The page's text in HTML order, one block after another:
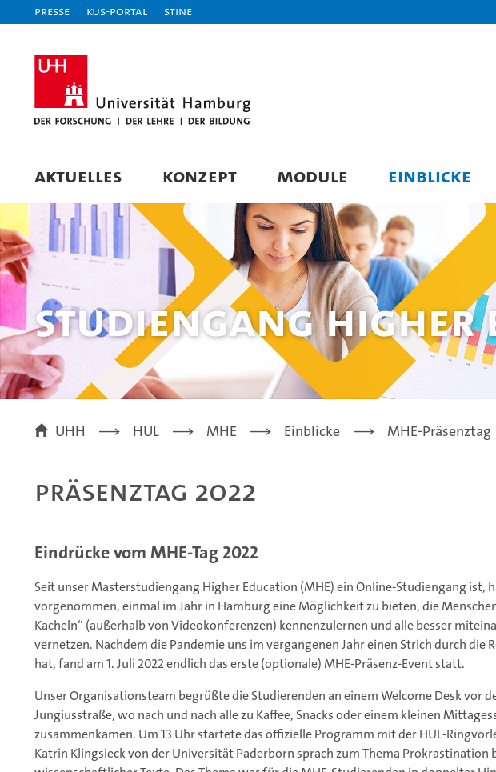
Presse KUS-Portal STiNE
AKTUELLES KONZEPT MODULE EINBLICKE
Studiengang HIGHER
UHH HUL MHE Einblicke MHE-Präsenztag
Präsenztag 2022
Eindrücke vom MHE-Tag 2022
Seit unser Masterstudiengang Higher Education (MHE) ein Online-Studiengang ist,
vorgenommen, einmal im Jahr in Hamburg eine Möglichkeit zu bieten, die
Kacheln“ (außerhalb von Videokonferenzen) kennenzulernen und alle besser
vernetzen. Nachdem die Pandemie uns im vergangenen Jahr einen Strich durch die
hat, fand am 1. Juli 2022 endlich das erste (optionale) MHE-Präsenz-Event statt.
Unser Organisationsteam begrüßte die Studierenden an einem Welcome Desk vor
Jungiusstraße, wo nach und nach alle zu Kaffee, Snacks oder einem kleinen
zusammenkamen. Um 13 Uhr startete das offizielle Programm mit der HUL-
Katrin Klingsieck von der Universität Paderborn sprach zum Thema Prokrastination